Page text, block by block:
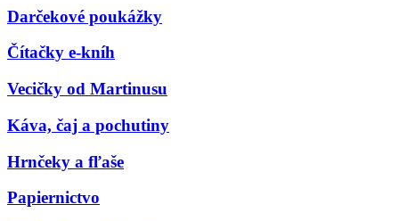
Darčekové poukážky
Čítačky e-kníh
Vecičky od Martinusu
Káva, čaj a pochutiny
Hrnčeky a fľaše
Papiernictvo